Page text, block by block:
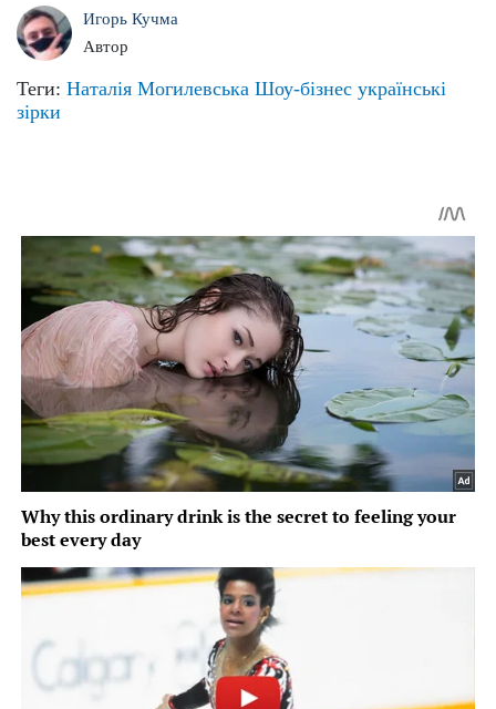
Игорь Кучма
Автор
Теги: Наталія Могилевська Шоу-бізнес українські
зірки